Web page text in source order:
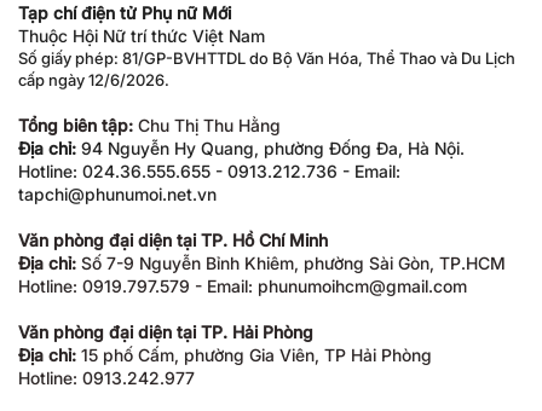
Tạp chí điện tử Phụ nữ Mới
Thuộc Hội Nữ trí thức Việt Nam
Số giấy phép: 81/GP-BVHTTDL do Bộ Văn Hóa, Thể Thao và Du Lịch
cấp ngày 12/6/2026.
Tổng biên tập: Chu Thị Thu Hằng
Địa chỉ: 94 Nguyễn Hy Quang, phường Đống Đa, Hà Nội.
Hotline: 024.36.555.655 - 0913.212.736 - Email:
tapchi@phunumoi.net.vn
Văn phòng đại diện tại TP. Hồ Chí Minh
Địa chỉ: Số 7-9 Nguyễn Bỉnh Khiêm, phường Sài Gòn, TP.HCM
Hotline: 0919.797.579 - Email: phunumoihcm@gmail.com
Văn phòng đại diện tại TP. Hải Phòng
Địa chỉ: 15 phố Cấm, phường Gia Viên, TP Hải Phòng
Hotline: 0913.242.977